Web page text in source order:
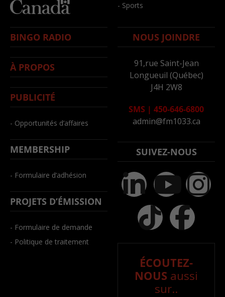
- Sports
BINGO RADIO
À PROPOS
PUBLICITÉ
- Opportunités d’affaires
MEMBERSHIP
- Formulaire d’adhésion
PROJETS D’ÉMISSION
- Formulaire de demande
- Politique de traitement
NOUS JOINDRE
91,rue Saint-Jean
Longueuil (Québec)
J4H 2W8
SMS | 450-646-6800
admin@fm1033.ca
SUIVEZ-NOUS
ÉCOUTEZ-
NOUS aussi
sur..